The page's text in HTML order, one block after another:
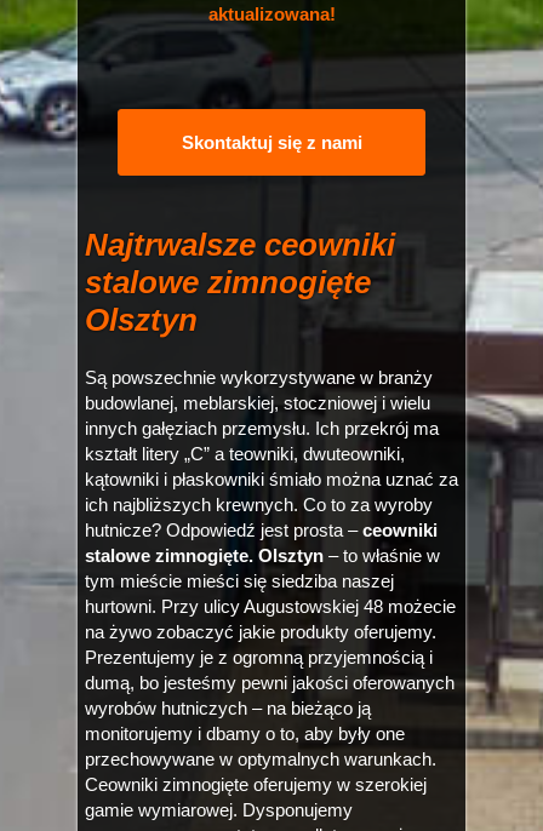
Najtrwalsze ceowniki
stalowe zimnogięte
Olsztyn
Są powszechnie wykorzystywane w branży
budowlanej, meblarskiej, stoczniowej i wielu
innych gałęziach przemysłu. Ich przekrój ma
kształt litery „C” a teowniki, dwuteowniki,
kątowniki i płaskowniki śmiało można uznać za
ich najbliższych krewnych. Co to za wyroby
hutnicze? Odpowiedź jest prosta –ceowniki
stalowe zimnogięte. Olsztyn – to właśnie w
tym mieście mieści się siedziba naszej
hurtowni. Przy ulicy Augustowskiej 48 możecie
na żywo zobaczyć jakie produkty oferujemy.
Prezentujemy je z ogromną przyjemnością i
dumą, bo jesteśmy pewni jakości oferowanych
wyrobów hutniczych – na bieżąco ją
monitorujemy i dbamy o to, aby były one
przechowywane w optymalnych warunkach.
Ceowniki zimnogięte oferujemy w szerokiej
gamie wymiarowej. Dysponujemy
Skontaktuj się z nami
aktualizowana!